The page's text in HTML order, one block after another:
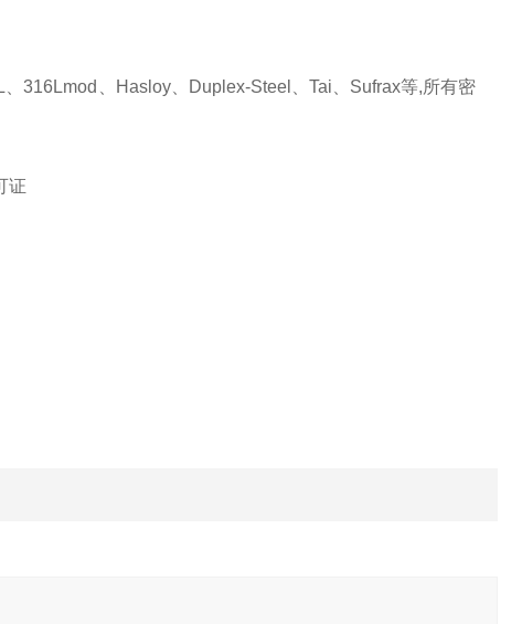
316Lmod、Hasloy、Duplex-Steel、Tai、Sufrax等,所有密
证